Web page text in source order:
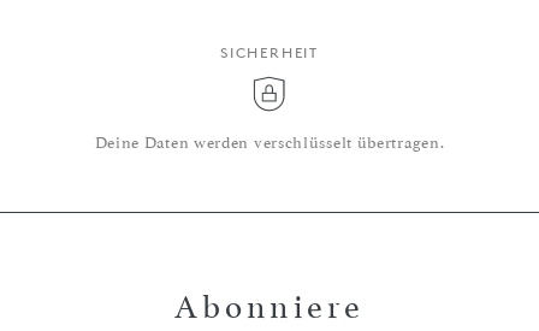
SICHERHEIT
Deine Daten werden verschlüsselt übertragen.
Abonniere